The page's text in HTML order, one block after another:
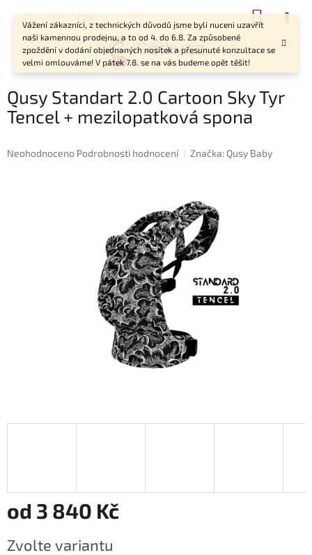
Vážení zákazníci, z technických důvodů jsme byli nuceni uzavřít
naši kamennou prodejnu, a to od 4. do 6.8. Za způsobené
zpoždění v dodání objednaných nosítek a přesunuté konzultace se
velmi omlouváme! V pátek 7.8. se na vás budeme opět těšit!
CZK
Qusy Standart 2.0 Cartoon Sky Tyr
Tencel + mezilopatková spona
Průměrné
Neohodnoceno Podrobnosti hodnocení Značka: Qusy Baby
od 3 840 Kč
cena:
Zvolte variantu